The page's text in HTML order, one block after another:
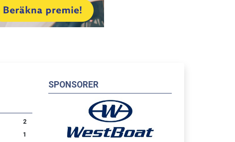
2
1
SPONSORER